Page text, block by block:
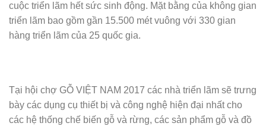
cuộc triển lãm hết sức sinh động. Mặt bằng của không gian
triển lãm bao gồm gần 15.500 mét vuông với 330 gian
hàng triển lãm của 25 quốc gia.
Tại hội chợ GỖ VIỆT NAM 2017 các nhà triển lãm sẽ trưng
bày các dụng cụ thiết bị và công nghệ hiện đại nhất cho
các hệ thống chế biến gỗ và rừng, các sản phẩm gỗ và đồ